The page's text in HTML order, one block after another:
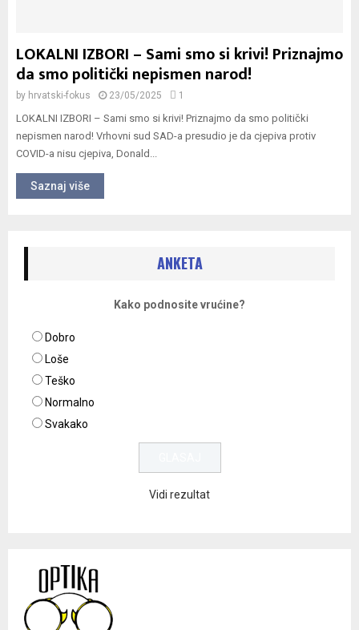
LOKALNI IZBORI – Sami smo si krivi! Priznajmo
da smo politički nepismen narod!
by hrvatski-fokus 23/05/2025 1
LOKALNI IZBORI – Sami smo si krivi! Priznajmo da smo politički
nepismen narod! Vrhovni sud SAD-a presudio je da cjepiva protiv
COVID-a nisu cjepiva, Donald...
Saznaj više
ANKETA
Kako podnosite vrućine?
Dobro
Loše
Teško
Normalno
Svakako
Vidi rezultat